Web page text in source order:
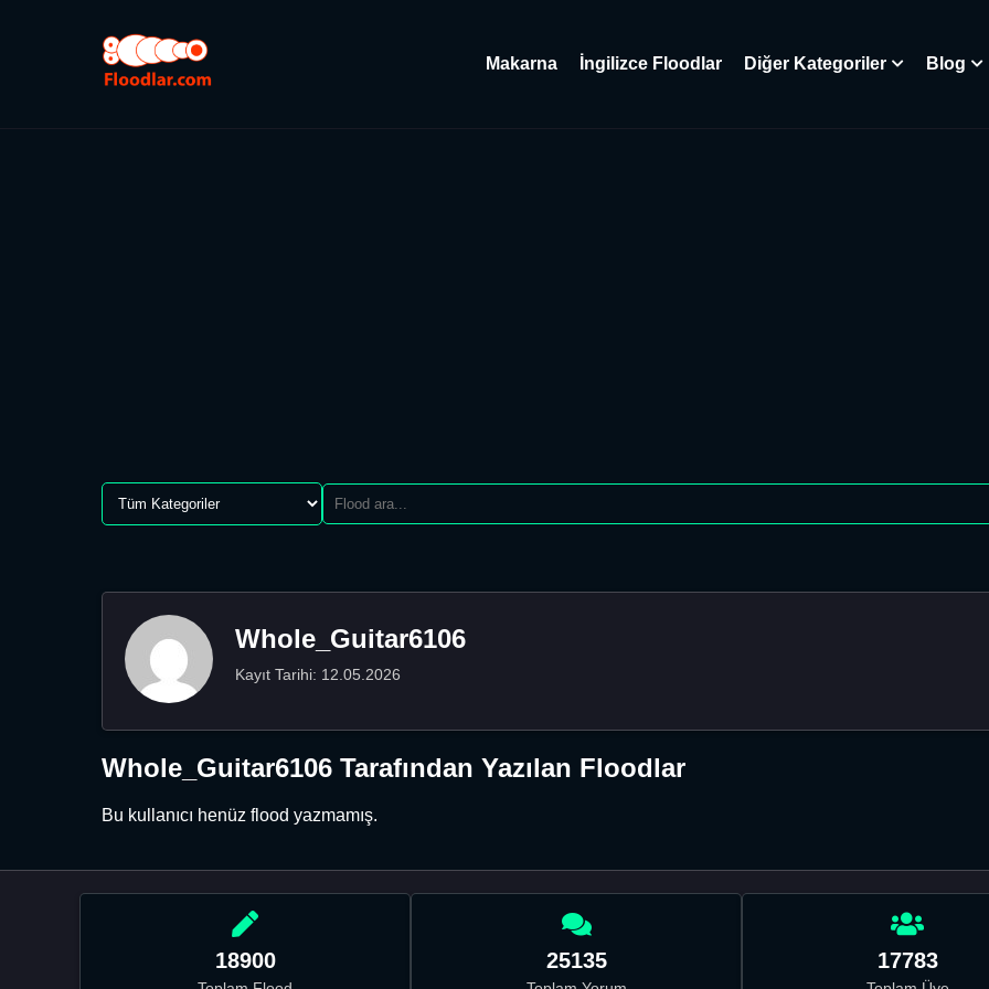
Makarna İngilizce Floodlar Diğer Kategoriler Blog
Whole_Guitar6106
Kayıt Tarihi: 12.05.2026
Whole_Guitar6106 Tarafından Yazılan Floodlar
Bu kullanıcı henüz flood yazmamış.
18900 25135 17783